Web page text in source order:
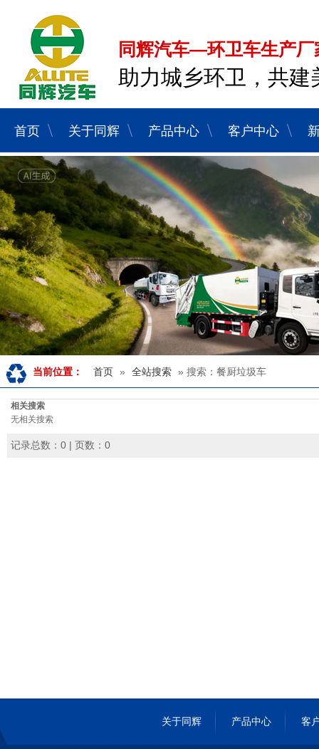
同辉汽车—环卫车生产厂
助力城乡环卫，共建
首页 关于同辉 产品中心 客户中心
当前位置： 首页 » 全站搜索 » 搜索：餐厨垃圾车
相关搜索
无相关搜索
记录总数：0 | 页数：0
关于同辉 产品中心 客